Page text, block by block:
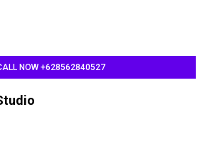
NOW +628562840527